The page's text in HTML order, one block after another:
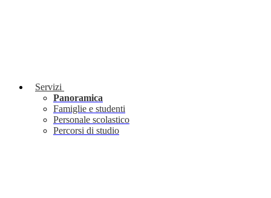
Servizi
Panoramica
Famiglie e studenti
Personale scolastico
Percorsi di studio